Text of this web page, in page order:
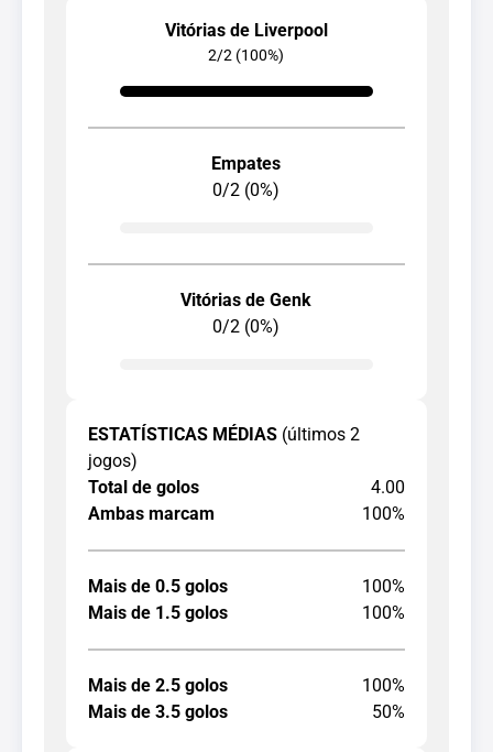
Vitórias de Liverpool
2/2 (100%)
Empates
0/2 (0%)
Vitórias de Genk
0/2 (0%)
ESTATÍSTICAS MÉDIAS (últimos 2
jogos)
Total de golos
4.00
Ambas marcam
100%
Mais de 0.5 golos
100%
Mais de 1.5 golos
100%
Mais de 2.5 golos
100%
Mais de 3.5 golos
50%